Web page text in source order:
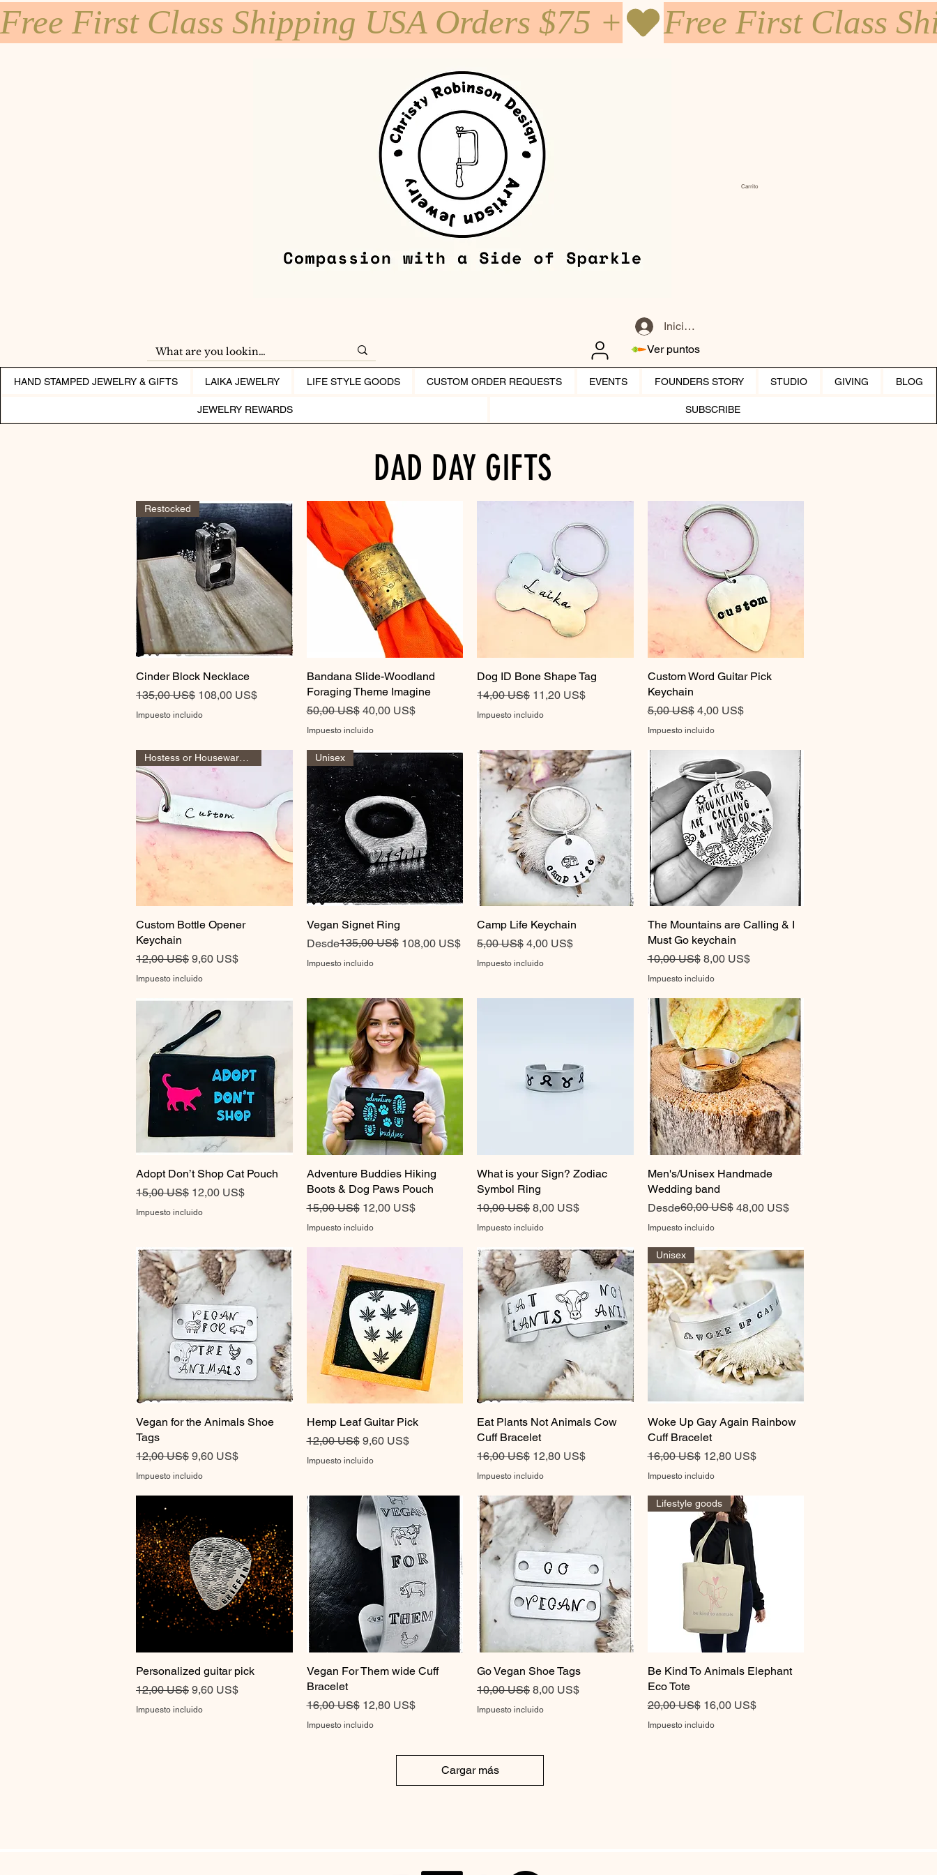
Free First Class Shipping USA Orders $75 +
Iniciar sesión
Ver puntos
Carrito
HAND STAMPED JEWELRY & GIFTS LAIKA JEWELRY LIFE STYLE GOODS CUSTOM ORDER REQUESTS EVENTS FOUNDERS STORY STUDIO GIVING BLOG
JEWELRY REWARDS SUBSCRIBE
DAD DAY GIFTS
Vista rápida
Restocked
Cinder Block Necklace
Precio
135,00 US$ Precio de oferta
108,00 US$
Impuesto incluido
Vista rápida
Bandana Slide-Woodland
Foraging Theme Imagine
Precio
50,00 US$ Precio de oferta
40,00 US$
Impuesto incluido
Vista rápida
Dog ID Bone Shape Tag
Precio
14,00 US$ Precio de oferta
11,20 US$
Impuesto incluido
Vista rápida
Custom Word Guitar Pick
Keychain
Precio
5,00 US$ Precio de oferta
4,00 US$
Impuesto incluido
Vista rápida
Custom Bottle Opener
Keychain
Precio
12,00 US$ Precio de oferta
9,60 US$
Impuesto incluido
Vista rápida
Unisex
Vegan Signet Ring
Desde
Precio135,00 US$ 108,00 US$
Precio de oferta
Impuesto incluido
Vista rápida
Camp Life Keychain
Precio
5,00 US$ Precio de oferta
4,00 US$
Impuesto incluido
Vista rápida
The Mountains are Calling & I
Must Go keychain
Precio
10,00 US$ Precio de oferta
8,00 US$
Impuesto incluido
Vista rápida
Adopt Don’t Shop Cat Pouch
Precio
15,00 US$ Precio de oferta
12,00 US$
Impuesto incluido
Vista rápida
Adventure Buddies Hiking
Boots & Dog Paws Pouch
Precio
15,00 US$ Precio de oferta
12,00 US$
Impuesto incluido
Vista rápida
What is your Sign? Zodiac
Symbol Ring
Precio
10,00 US$ Precio de oferta
8,00 US$
Impuesto incluido
Vista rápida
Men's/Unisex Handmade
Wedding band
Desde
Precio60,00 US$ 48,00 US$
Precio de oferta
Impuesto incluido
Vista rápida
Vegan for the Animals Shoe
Tags
Precio
12,00 US$ Precio de oferta
9,60 US$
Impuesto incluido
Vista rápida
Hemp Leaf Guitar Pick
Precio
12,00 US$ Precio de oferta
9,60 US$
Impuesto incluido
Vista rápida
Eat Plants Not Animals Cow
Cuff Bracelet
Precio
16,00 US$ Precio de oferta
12,80 US$
Impuesto incluido
Vista rápida
Unisex
Woke Up Gay Again Rainbow
Cuff Bracelet
Precio
16,00 US$ Precio de oferta
12,80 US$
Impuesto incluido
Vista rápida
Personalized guitar pick
Precio
12,00 US$ Precio de oferta
9,60 US$
Impuesto incluido
Vista rápida
Vegan For Them wide Cuff
Bracelet
Precio
16,00 US$ Precio de oferta
12,80 US$
Impuesto incluido
Vista rápida
Go Vegan Shoe Tags
Precio
10,00 US$ Precio de oferta
8,00 US$
Impuesto incluido
Vista rápida
Lifestyle goods
Be Kind To Animals Elephant
Eco Tote
Precio
20,00 US$ Precio de oferta
16,00 US$
Impuesto incluido
Cargar más